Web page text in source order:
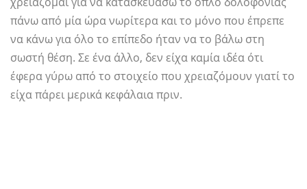
πάνω από μία ώρα νωρίτερα και το μόνο που έπρεπε
να κάνω για όλο το επίπεδο ήταν να το βάλω στη
σωστή θέση. Σε ένα άλλο, δεν είχα καμία ιδέα ότι
έφερα γύρω από το στοιχείο που χρειαζόμουν γιατί το
είχα πάρει μερικά κεφάλαια πριν.